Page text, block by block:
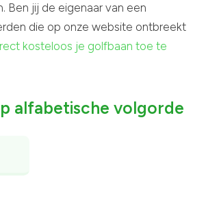
Ben jij de eigenaar van een
die op onze website ontbreekt
kosteloos je golfbaan toe te
alfabetische volgorde